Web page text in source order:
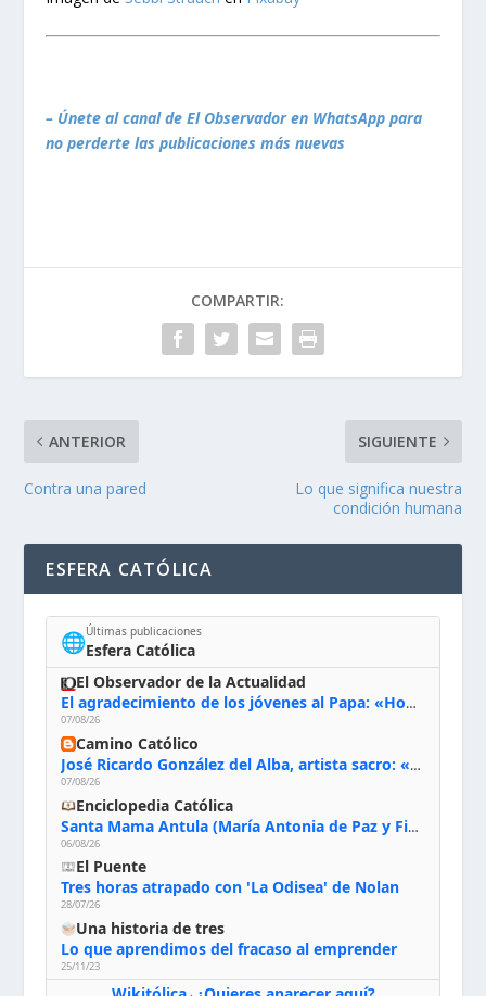
– Únete al canal de El Observador en WhatsApp para
no perderte las publicaciones más nuevas
COMPARTIR:
ANTERIOR
Contra una pared
SIGUIENTE
Lo que significa nuestra
condición humana
ESFERA CATÓLICA
🌐Últimas publicaciones
Esfera Católica
El Observador de la Actualidad
El agradecimiento de los jóvenes al Papa: «Hoy nos sentimos Iglesia»
07/08/26
Camino Católico
José Ricardo González del Alba, artista sacro: «Yo oro, hablo con Dios, le pido al Espíritu Santo su inspiración y siempre pinto rezando el rosario para que sea Él quien actúe a través de mis manos»
07/08/26
Enciclopedia Católica
Santa Mama Antula (María Antonia de Paz y Figueroa)
06/08/26
El Puente
Tres horas atrapado con 'La Odisea' de Nolan
28/07/26
Una historia de tres
Lo que aprendimos del fracaso al emprender
25/11/23